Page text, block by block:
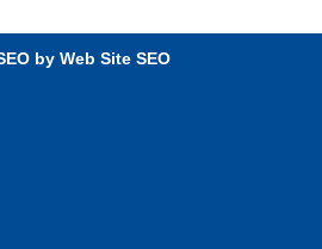
by Web Site SEO